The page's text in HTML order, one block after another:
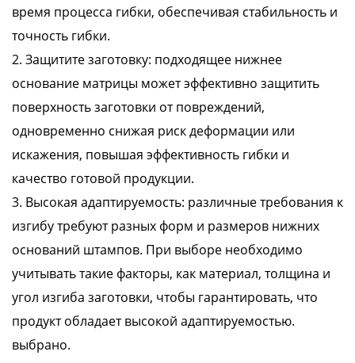
время процесса гибки, обеспечивая стабильность и
точность гибки.
2. Защитите заготовку: подходящее нижнее
основание матрицы может эффективно защитить
поверхность заготовки от повреждений,
одновременно снижая риск деформации или
искажения, повышая эффективность гибки и
качество готовой продукции.
3. Высокая адаптируемость: различные требования к
изгибу требуют разных форм и размеров нижних
оснований штампов. При выборе необходимо
учитывать такие факторы, как материал, толщина и
угол изгиба заготовки, чтобы гарантировать, что
продукт обладает высокой адаптируемостью.
выбрано.